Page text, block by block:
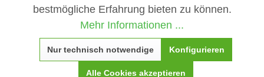
bestmögliche Erfahrung bieten zu können.
Mehr Informationen ...
Nur technisch notwendige Konfigurieren
Alle Cookies akzeptieren